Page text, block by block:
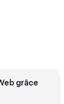
grâce